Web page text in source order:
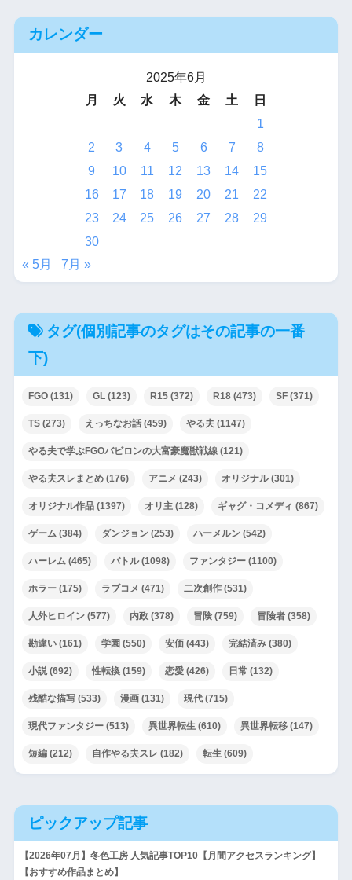
カレンダー
2025年6月
月
火 水 木 金 土
日
1
2
3 4 5 6 7
8
9
10 11 12 13 14
15
16
17 18 19 20 21
22
23
24 25 26 27 28
29
30
« 5月
7月 »
タグ(個別記事のタグはその記事の一番
下)
FGO(131) GL(123) R15(372) R18(473) SF(371)
TS(273) えっちなお話(459) やる夫(1147)
やる夫で学ぶFGOバビロンの大富豪魔獣戦線(121)
やる夫スレまとめ(176) アニメ (243) オリジナル(301)
オリジナル作品(1397) オリ主(128) ギャグ・コメディ (867)
ゲーム(384) ダンジョン(253) ハーメルン(542)
ハーレム(465) バトル(1098) ファンタジー(1100)
ホラー(175) ラブコメ (471) 二次創作(531)
人外ヒロイン(577) 内政(378) 冒険(759) 冒険者(358)
勘違い(161) 学園 (550) 安価(443) 完結済み(380)
小説(692) 性転換(159) 恋愛(426) 日常 (132)
残酷な描写(533) 漫画(131) 現代(715)
現代ファンタジー(513) 異世界転生(610) 異世界転移(147)
短編(212) 自作やる夫スレ (182) 転生(609)
ピックアップ記事
【2026年07月】冬色工房 人気記事TOP10【月間アクセスランキング】
【おすすめ作品まとめ】